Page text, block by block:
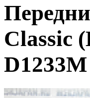
Classic
D1233M